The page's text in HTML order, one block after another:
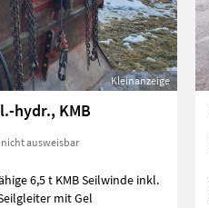
Kleinanzeige
hydr., KMB
nicht ausweisbar
6,5 t KMB Seilwinde inkl.
mit Gel